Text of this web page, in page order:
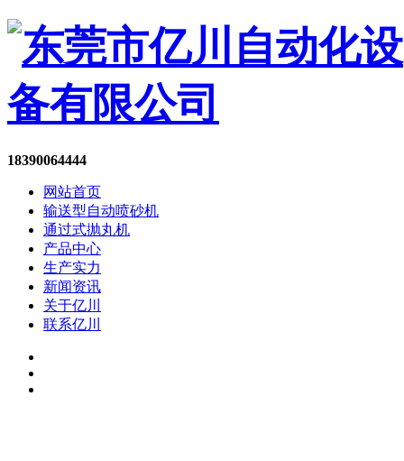
18390064444
网站首页
输送型自动喷砂机
通过式抛丸机
产品中心
生产实力
新闻资讯
关于亿川
联系亿川